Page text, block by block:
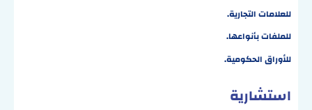
للعلامات التجارية.
للملفات بأنواعها.
للأوراق الحكومية.
استشارية